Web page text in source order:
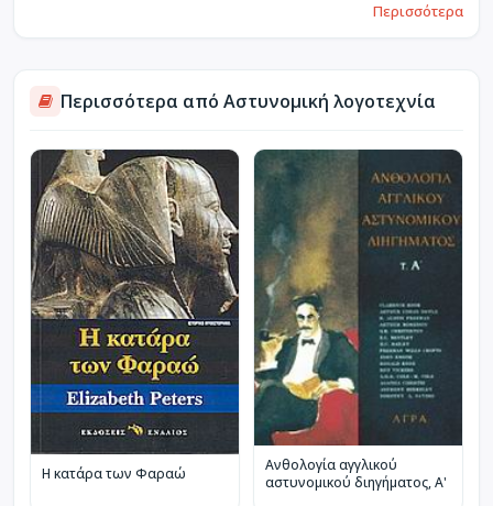
Περισσότερα
Περισσότερα από Αστυνομική λογοτεχνία
Η κατάρα των Φαραώ
Ανθολογία αγγλικού
αστυνομικού διηγήματος, Α'